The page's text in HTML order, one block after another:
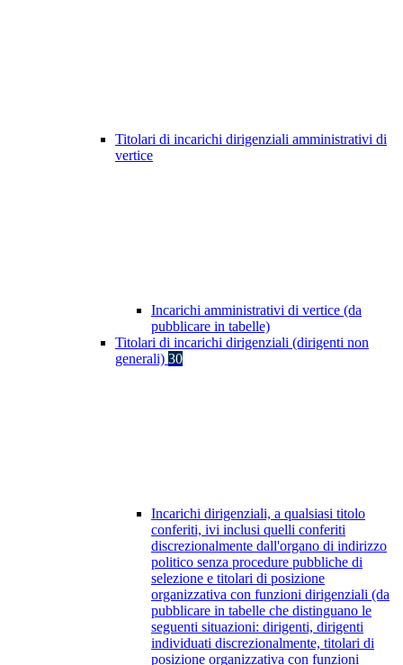
Titolari di incarichi dirigenziali amministrativi di
vertice
Incarichi amministrativi di vertice (da
pubblicare in tabelle)
Titolari di incarichi dirigenziali (dirigenti non
generali) 30
Incarichi dirigenziali, a qualsiasi titolo
conferiti, ivi inclusi quelli conferiti
discrezionalmente dall'organo di indirizzo
politico senza procedure pubbliche di
selezione e titolari di posizione
organizzativa con funzioni dirigenziali (da
pubblicare in tabelle che distinguano le
seguenti situazioni: dirigenti, dirigenti
individuati discrezionalmente, titolari di
posizione organizzativa con funzioni